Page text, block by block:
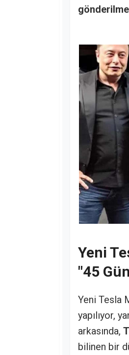
Yeni
"45
Yeni Tesla
yapılıyor,
arkasında,
bilinen bir